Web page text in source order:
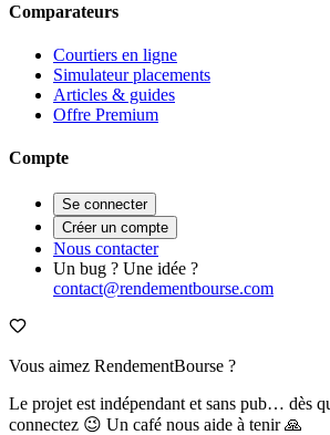
Comparateurs
Courtiers en ligne
Simulateur placements
Articles & guides
Offre Premium
Compte
Se connecter
Créer un compte
Nous contacter
Un bug ? Une idée ?
contact@rendementbourse.com
Vous aimez RendementBourse ?
Le projet est indépendant et sans pub… dès
connectez 😉 Un café nous aide à tenir 🙏